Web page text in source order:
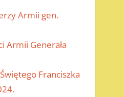
Armii gen.
Armii Generała
Franciszka